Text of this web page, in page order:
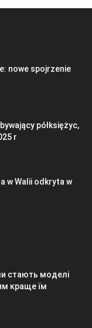
nowe spojrzenie
półksiężyc,
r
w Walii odkryta w
стають моделі
краще їм